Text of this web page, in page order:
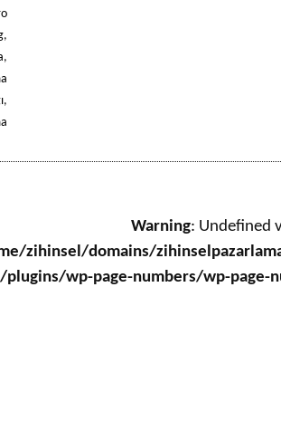
,
,
,
Warning: Undefined
zihinsel/domains/
wp-page-numbers/wp-page-